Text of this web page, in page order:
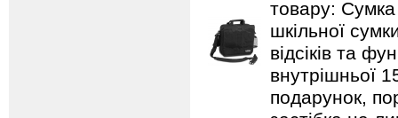
товару: Сумка
шкільної
відсіків та
внутрішньої
подарунок,